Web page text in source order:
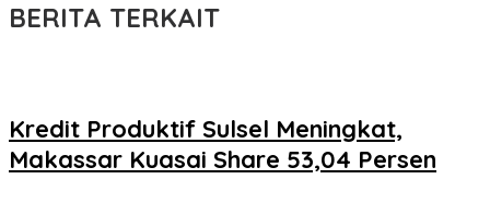
BERITA TERKAIT
Kredit Produktif Sulsel Meningkat,
Makassar Kuasai Share 53,04 Persen